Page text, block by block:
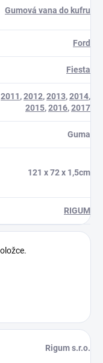
Gumová vana do kufru
Ford
Fiesta
2011,2012,2013,2014,
2015,2016,2017
Guma
121 x 72 x 1,5cm
RIGUM
Rigum s.r.o.